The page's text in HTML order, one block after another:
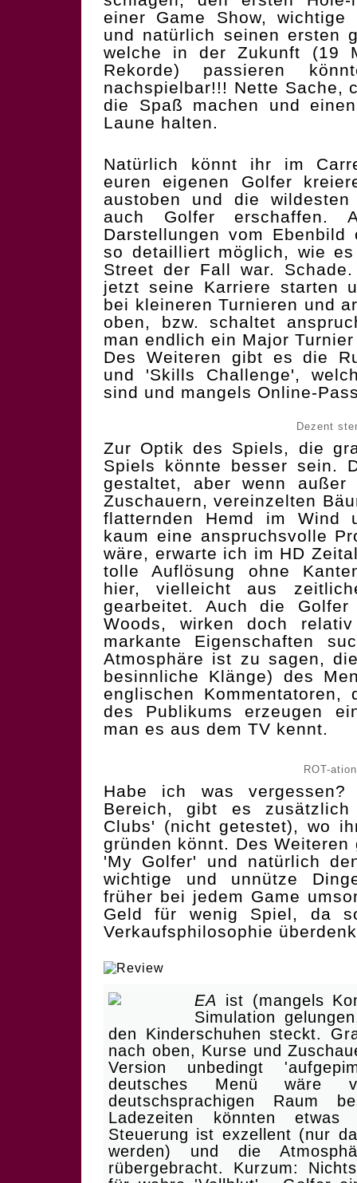
einer Game Show,
und natürlich seinen ersten
welche in der Zukunft (19
Rekorde) passieren
nachspielbar!!! Nette Sache,
die Spaß machen und
Laune halten.
Natürlich könnt ihr im
euren eigenen Golfer
austoben und die
auch Golfer erschaffen.
Darstellungen vom
so detailliert möglich, wie
Street der Fall war.
jetzt seine Karriere starten
bei kleineren Turnieren und
oben, bzw. schaltet
man endlich ein Major
Des Weiteren gibt es die
und 'Skills Challenge',
sind und mangels Online-
Dezent
Zur Optik des Spiels, die
Spiels könnte besser sein.
gestaltet, aber wenn außer
Zuschauern, vereinzelten
flatternden Hemd im Wind
kaum eine anspruchsvolle
wäre, erwarte ich im HD
tolle Auflösung ohne
hier, vielleicht aus
gearbeitet. Auch die
Woods, wirken doch
markante Eigenschaften
Atmosphäre ist zu sagen,
besinnliche Klänge) des
englischen
des Publikums erzeugen
man es aus dem TV kennt.
ROT-
Habe ich was
Bereich, gibt es
Clubs' (nicht getestet), wo
gründen könnt. Des
'My Golfer' und natürlich
wichtige und unnütze
früher bei jedem Game
Geld für wenig Spiel, da
Verkaufsphilosophie
EA ist (mangels
Simulation
den Kinderschuhen steckt.
nach oben, Kurse und
Version unbedingt
deutsches Menü wäre
deutschsprachigen Raum
Ladezeiten könnten
Steuerung ist exzellent (nur
werden) und die
rübergebracht. Kurzum: